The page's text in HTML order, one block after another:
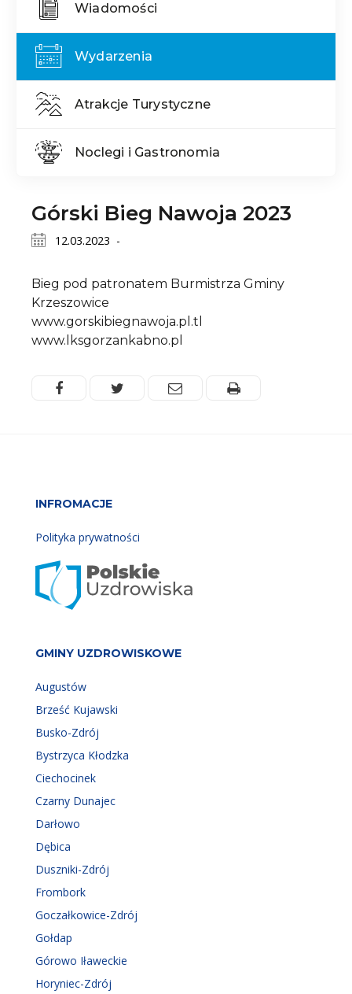
Wiadomości
Wydarzenia
Atrakcje Turystyczne
Noclegi i Gastronomia
Górski Bieg Nawoja 2023
12.03.2023 -
Treść
Bieg pod patronatem Burmistrza Gminy
Krzeszowice
www.gorskibiegnawoja.pl.tl
www.lksgorzankabno.pl
FacebookTwitter Email Drukuj
INFROMACJE
Polityka prywatności
GMINY UZDROWISKOWE
Augustów
Brześć Kujawski
Busko-Zdrój
Bystrzyca Kłodzka
Ciechocinek
Czarny Dunajec
Darłowo
Dębica
Duszniki-Zdrój
Frombork
Goczałkowice-Zdrój
Gołdap
Górowo Iławeckie
Horyniec-Zdrój